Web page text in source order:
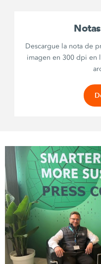
Descargue la nota de
imagen en 300 dpi en